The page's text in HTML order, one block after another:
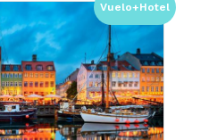
Vuelo+Hotel